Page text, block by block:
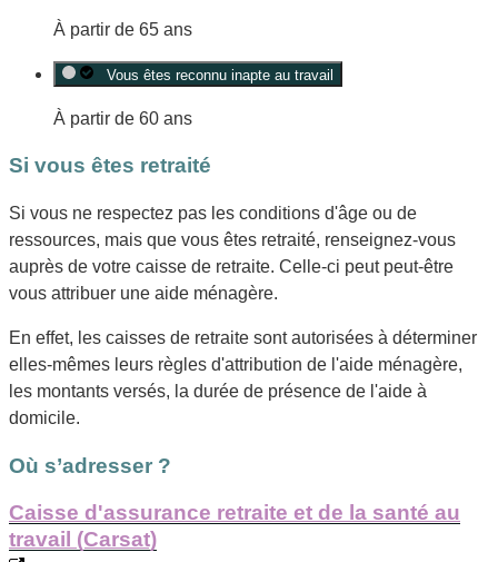
À partir de 65 ans
Vous êtes reconnu inapte au travail
À partir de 60 ans
Si vous êtes retraité
Si vous ne respectez pas les conditions d'âge ou de
ressources, mais que vous êtes retraité, renseignez-vous
auprès de votre caisse de retraite. Celle-ci peut peut-être
vous attribuer une aide ménagère.
En effet, les caisses de retraite sont autorisées à déterminer
elles-mêmes leurs règles d'attribution de l'aide ménagère,
les montants versés, la durée de présence de l'aide à
domicile.
Où s’adresser ?
Caisse d'assurance retraite et de la santé au
travail (Carsat)